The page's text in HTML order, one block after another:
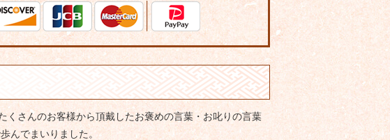
くさんのお客様から頂戴したお褒めの言葉・お叱りの言葉
んでまいりました。